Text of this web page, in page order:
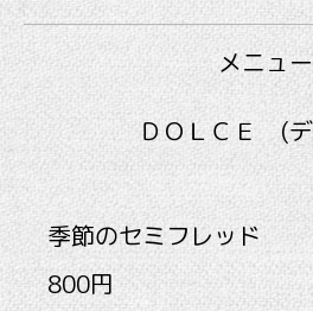
メニュー
ＤＯＬＣＥ (
季節のセミフレッド
800円